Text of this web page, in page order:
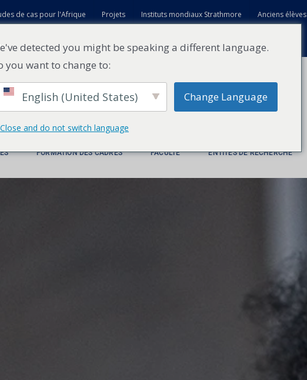
de cas pour l'Afrique Projets Instituts mondiaux Strathmore Anciens élèves
FORMATION DES CADRES FACULTÉ ENTITÉS DE RECHERCHE
detected you might be speaking a different language.
you want to change to:
English (United States) Change Language
Close and do not switch language